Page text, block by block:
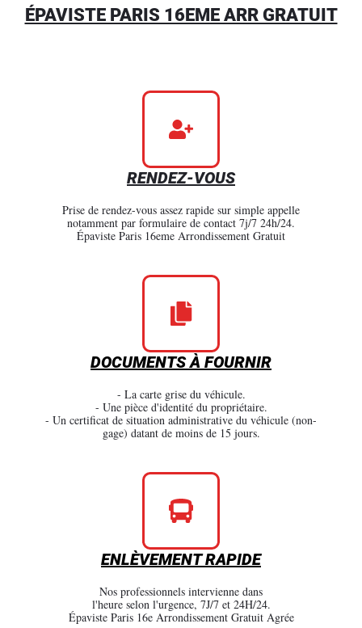
ÉPAVISTE PARIS 16EME ARR GRATUIT
RENDEZ-VOUS
Prise de rendez-vous assez rapide sur simple appelle
notamment par formulaire de contact 7j/7 24h/24.
Épaviste Paris 16eme Arrondissement Gratuit
DOCUMENTS À FOURNIR
- La carte grise du véhicule.
- Une pièce d'identité du propriétaire.
- Un certificat de situation administrative du véhicule (non-
gage) datant de moins de 15 jours.
ENLÈVEMENT RAPIDE
Nos professionnels intervienne dans
l'heure selon l'urgence, 7J/7 et 24H/24.
Épaviste Paris 16e Arrondissement Gratuit Agrée